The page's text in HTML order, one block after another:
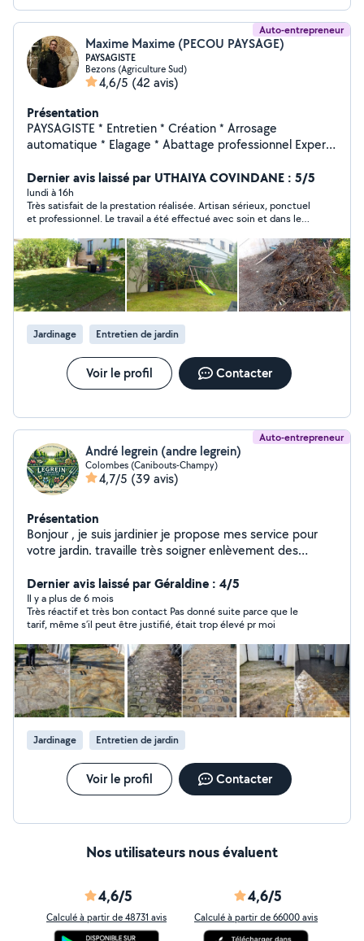
Auto-entrepreneur
Maxime Maxime (PECOU PAYSAGE)
PAYSAGISTE
Bezons (Agriculture Sud)
4,6/5 (42 avis)
Présentation
PAYSAGISTE * Entretien * Création * Arrosage
automatique * Elagage * Abattage professionnel Expert
en état de vos espaces verts. Un travail minutieux avec
une connaissance des végétaux tout au long des
saisons. Je vous accompagne dans votre projet de sa
conception à sa réalisation. 07-69-39-36-24
PECOUPAYSAGE
Dernier avis laissé par UTHAIYA COVINDANE : 5/5
lundi à 16h
Très satisfait de la prestation réalisée. Artisan sérieux, ponctuel
et professionnel. Le travail a été effectué avec soin et dans les
Je recommande vivement cet artisan.
Jardinage Entretien de jardin
Voir le profil Contacter
Auto-entrepreneur
André legrein (andre legrein)
Colombes (Canibouts-Champy)
4,7/5 (39 avis)
Présentation
Bonjour , je suis jardinier je propose mes service pour
votre jardin. travaille très soigner enlèvement des
abatage tonte de plouse creation etc. N'hesitez pas a
me contacter par telephone
Dernier avis laissé par Géraldine : 4/5
Il y a plus de 6 mois
Très réactif et très bon contact Pas donné suite parce que le
tarif, même s’il peut être justifié, était trop élevé pr moi
Jardinage Entretien de jardin
Voir le profil Contacter
Nos utilisateurs nous évaluent
4,6/5
Calculé à partir de 48731 avis
4,6/5
Calculé à partir de 66000 avis